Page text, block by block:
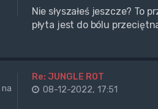
Nie słyszałeś jeszcze? To
płyta jest do bólu
Re: JUNGLE ROT
08-12-2022, 17:51